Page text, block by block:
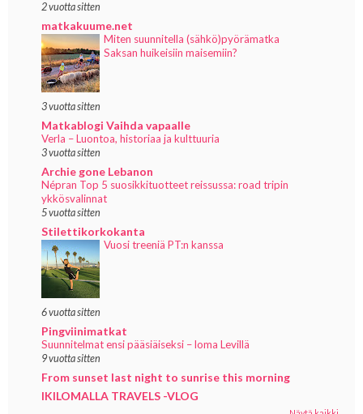
2 vuotta sitten
matkakuume.net
Miten suunnitella (sähkö)pyörämatka
Saksan huikeisiin maisemiin?
3 vuotta sitten
Matkablogi Vaihda vapaalle
Verla – Luontoa, historiaa ja kulttuuria
3 vuotta sitten
Archie gone Lebanon
Népran Top 5 suosikkituotteet reissussa: road tripin
ykkösvalinnat
5 vuotta sitten
Stilettikorkokanta
Vuosi treeniä PT:n kanssa
6 vuotta sitten
Pingviinimatkat
Suunnitelmat ensi pääsiäiseksi – loma Levillä
9 vuotta sitten
From sunset last night to sunrise this morning
IKILOMALLA TRAVELS -VLOG